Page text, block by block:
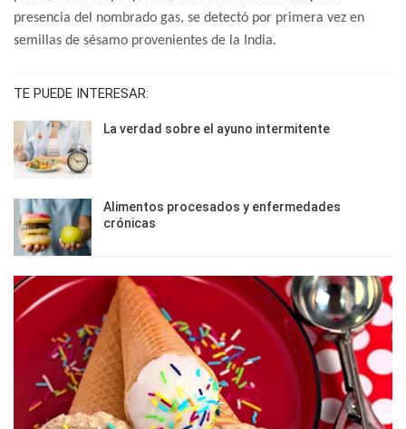
presencia del nombrado gas, se detectó por primera vez en
semillas de sésamo provenientes de la India.
TE PUEDE INTERESAR:
La verdad sobre el ayuno intermitente
Alimentos procesados y enfermedades
crónicas